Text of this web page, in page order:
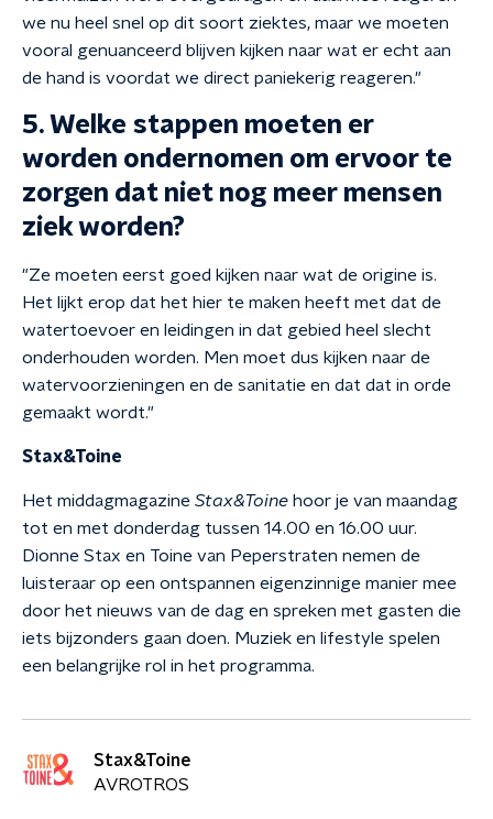
we nu heel snel op dit soort ziektes, maar we moeten
vooral genuanceerd blijven kijken naar wat er echt aan
de hand is voordat we direct paniekerig reageren."
5. Welke stappen moeten er
worden ondernomen om ervoor te
zorgen dat niet nog meer mensen
ziek worden?
"Ze moeten eerst goed kijken naar wat de origine is.
Het lijkt erop dat het hier te maken heeft met dat de
watertoevoer en leidingen in dat gebied heel slecht
onderhouden worden. Men moet dus kijken naar de
watervoorzieningen en de sanitatie en dat dat in orde
gemaakt wordt."
Stax&Toine
Het middagmagazine Stax&Toine hoor je van maandag
tot en met donderdag tussen 14.00 en 16.00 uur.
Dionne Stax en Toine van Peperstraten nemen de
luisteraar op een ontspannen eigenzinnige manier mee
door het nieuws van de dag en spreken met gasten die
iets bijzonders gaan doen. Muziek en lifestyle spelen
een belangrijke rol in het programma.
Stax&Toine
AVROTROS